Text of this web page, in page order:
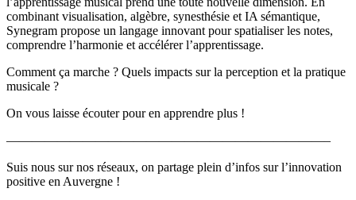
combinant visualisation, algèbre, synesthésie et IA sémantique,
Synegram propose un langage innovant pour spatialiser les notes,
comprendre l’harmonie et accélérer l’apprentissage.
Comment ça marche ? Quels impacts sur la perception et la pratique
musicale ?
On vous laisse écouter pour en apprendre plus !
—————————————————————————–
Suis nous sur nos réseaux, on partage plein d’infos sur l’innovation
positive en Auvergne !